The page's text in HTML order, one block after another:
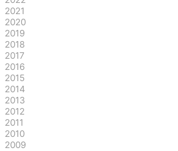
2021
2020
2019
2018
2017
2016
2015
2014
2013
2012
2011
2010
2009